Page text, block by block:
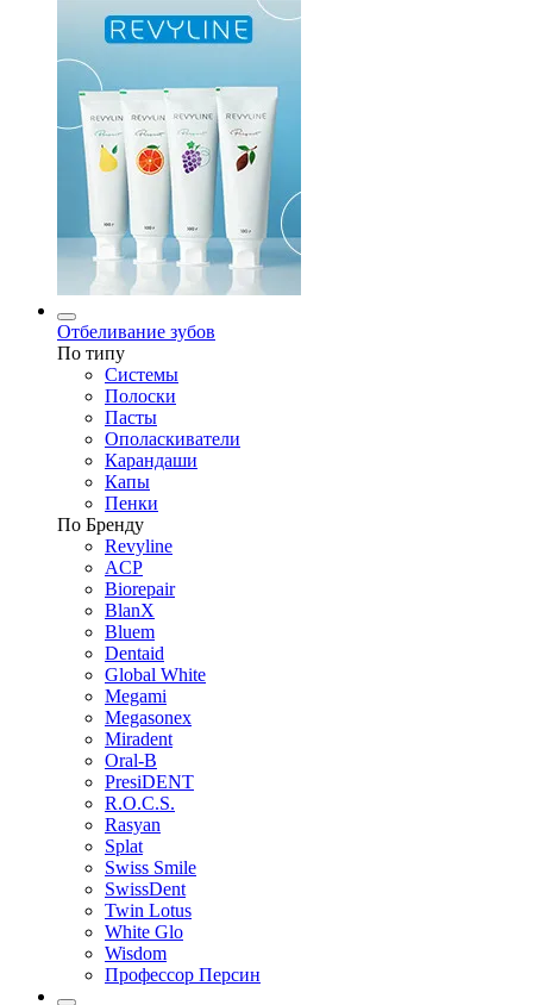
Отбеливание зубов
По типу
Системы
Полоски
Пасты
Ополаскиватели
Карандаши
Капы
Пенки
По Бренду
Revyline
ACP
Biorepair
BlanX
Bluem
Dentaid
Global White
Megami
Megasonex
Miradent
Oral-B
PresiDENT
R.O.C.S.
Rasyan
Splat
Swiss Smile
SwissDent
Twin Lotus
White Glo
Wisdom
Профессор Персин